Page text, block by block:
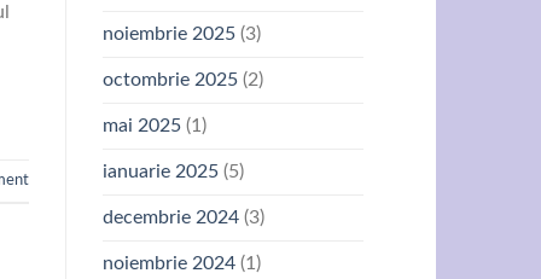
noiembrie 2025(3)
octombrie 2025(2)
mai 2025(1)
ianuarie 2025(5)
decembrie 2024(3)
noiembrie 2024(1)